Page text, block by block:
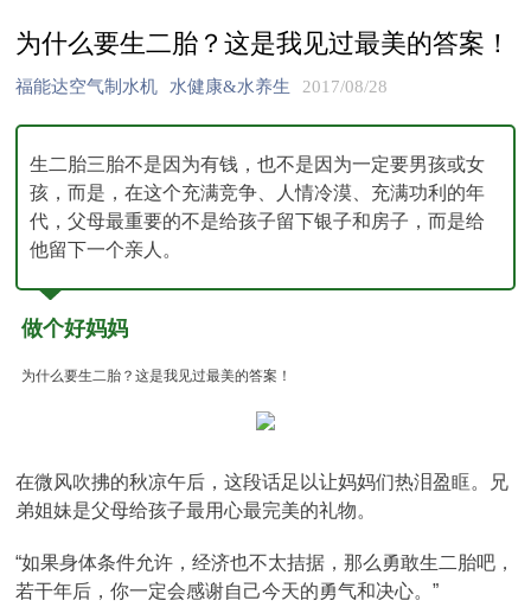
为什么要生二胎？这是我见过最美的答案！
福能达空气制水机 水健康&水养生 2017/08/28
生二胎三胎不是因为有钱，也不是因为一定要男孩或女
孩，而是，在这个充满竞争、人情冷漠、充满功利的年
代，父母最重要的不是给孩子留下银子和房子，而是给
他留下一个亲人。
做个好妈妈
为什么要生二胎？这是我见过最美的答案！
在微风吹拂的秋凉午后，这段话足以让妈妈们热泪盈眶。兄
弟姐妹是父母给孩子最用心最完美的礼物。
“如果身体条件允许，经济也不太拮据，那么勇敢生二胎吧，
若干年后，你一定会感谢自己今天的勇气和决心。”